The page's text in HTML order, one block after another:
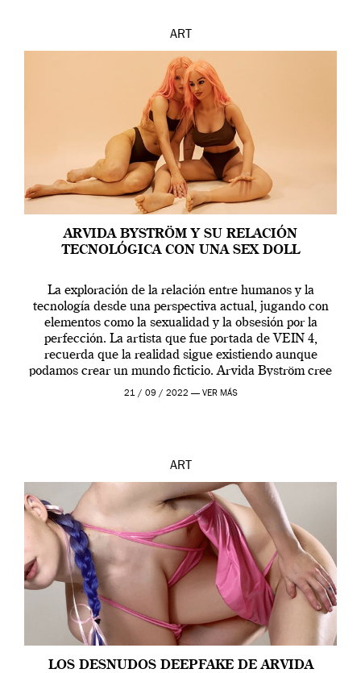
ART
ARVIDA BYSTRÖM Y SU RELACIÓN
TECNOLÓGICA CON UNA SEX DOLL
La exploración de la relación entre humanos y la
tecnología desde una perspectiva actual, jugando con
elementos como la sexualidad y la obsesión por la
perfección. La artista que fue portada de VEIN 4,
recuerda que la realidad sigue existiendo aunque
podamos crear un mundo ficticio. Arvida Byström cree
que los humanos tienen un complejo […]
21 / 09 / 2022 — VER MÁS
ART
LOS DESNUDOS DEEPFAKE DE ARVIDA